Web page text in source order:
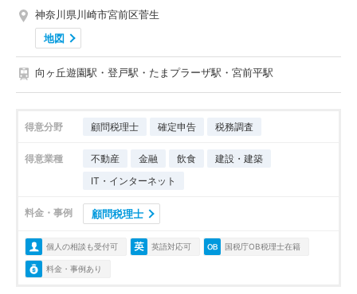
神奈川県川崎市宮前区菅生
地図
向ヶ丘遊園駅・登戸駅・たまプラーザ駅・宮前平駅
得意分野 顧問税理士 確定申告 税務調査
得意業種 不動産 金融 飲食
建設・建築
IT・インターネット
料金・事例 顧問税理士
個人の相談も受付可 英語対応可 国税庁OB税理士在籍
料金・事例あり